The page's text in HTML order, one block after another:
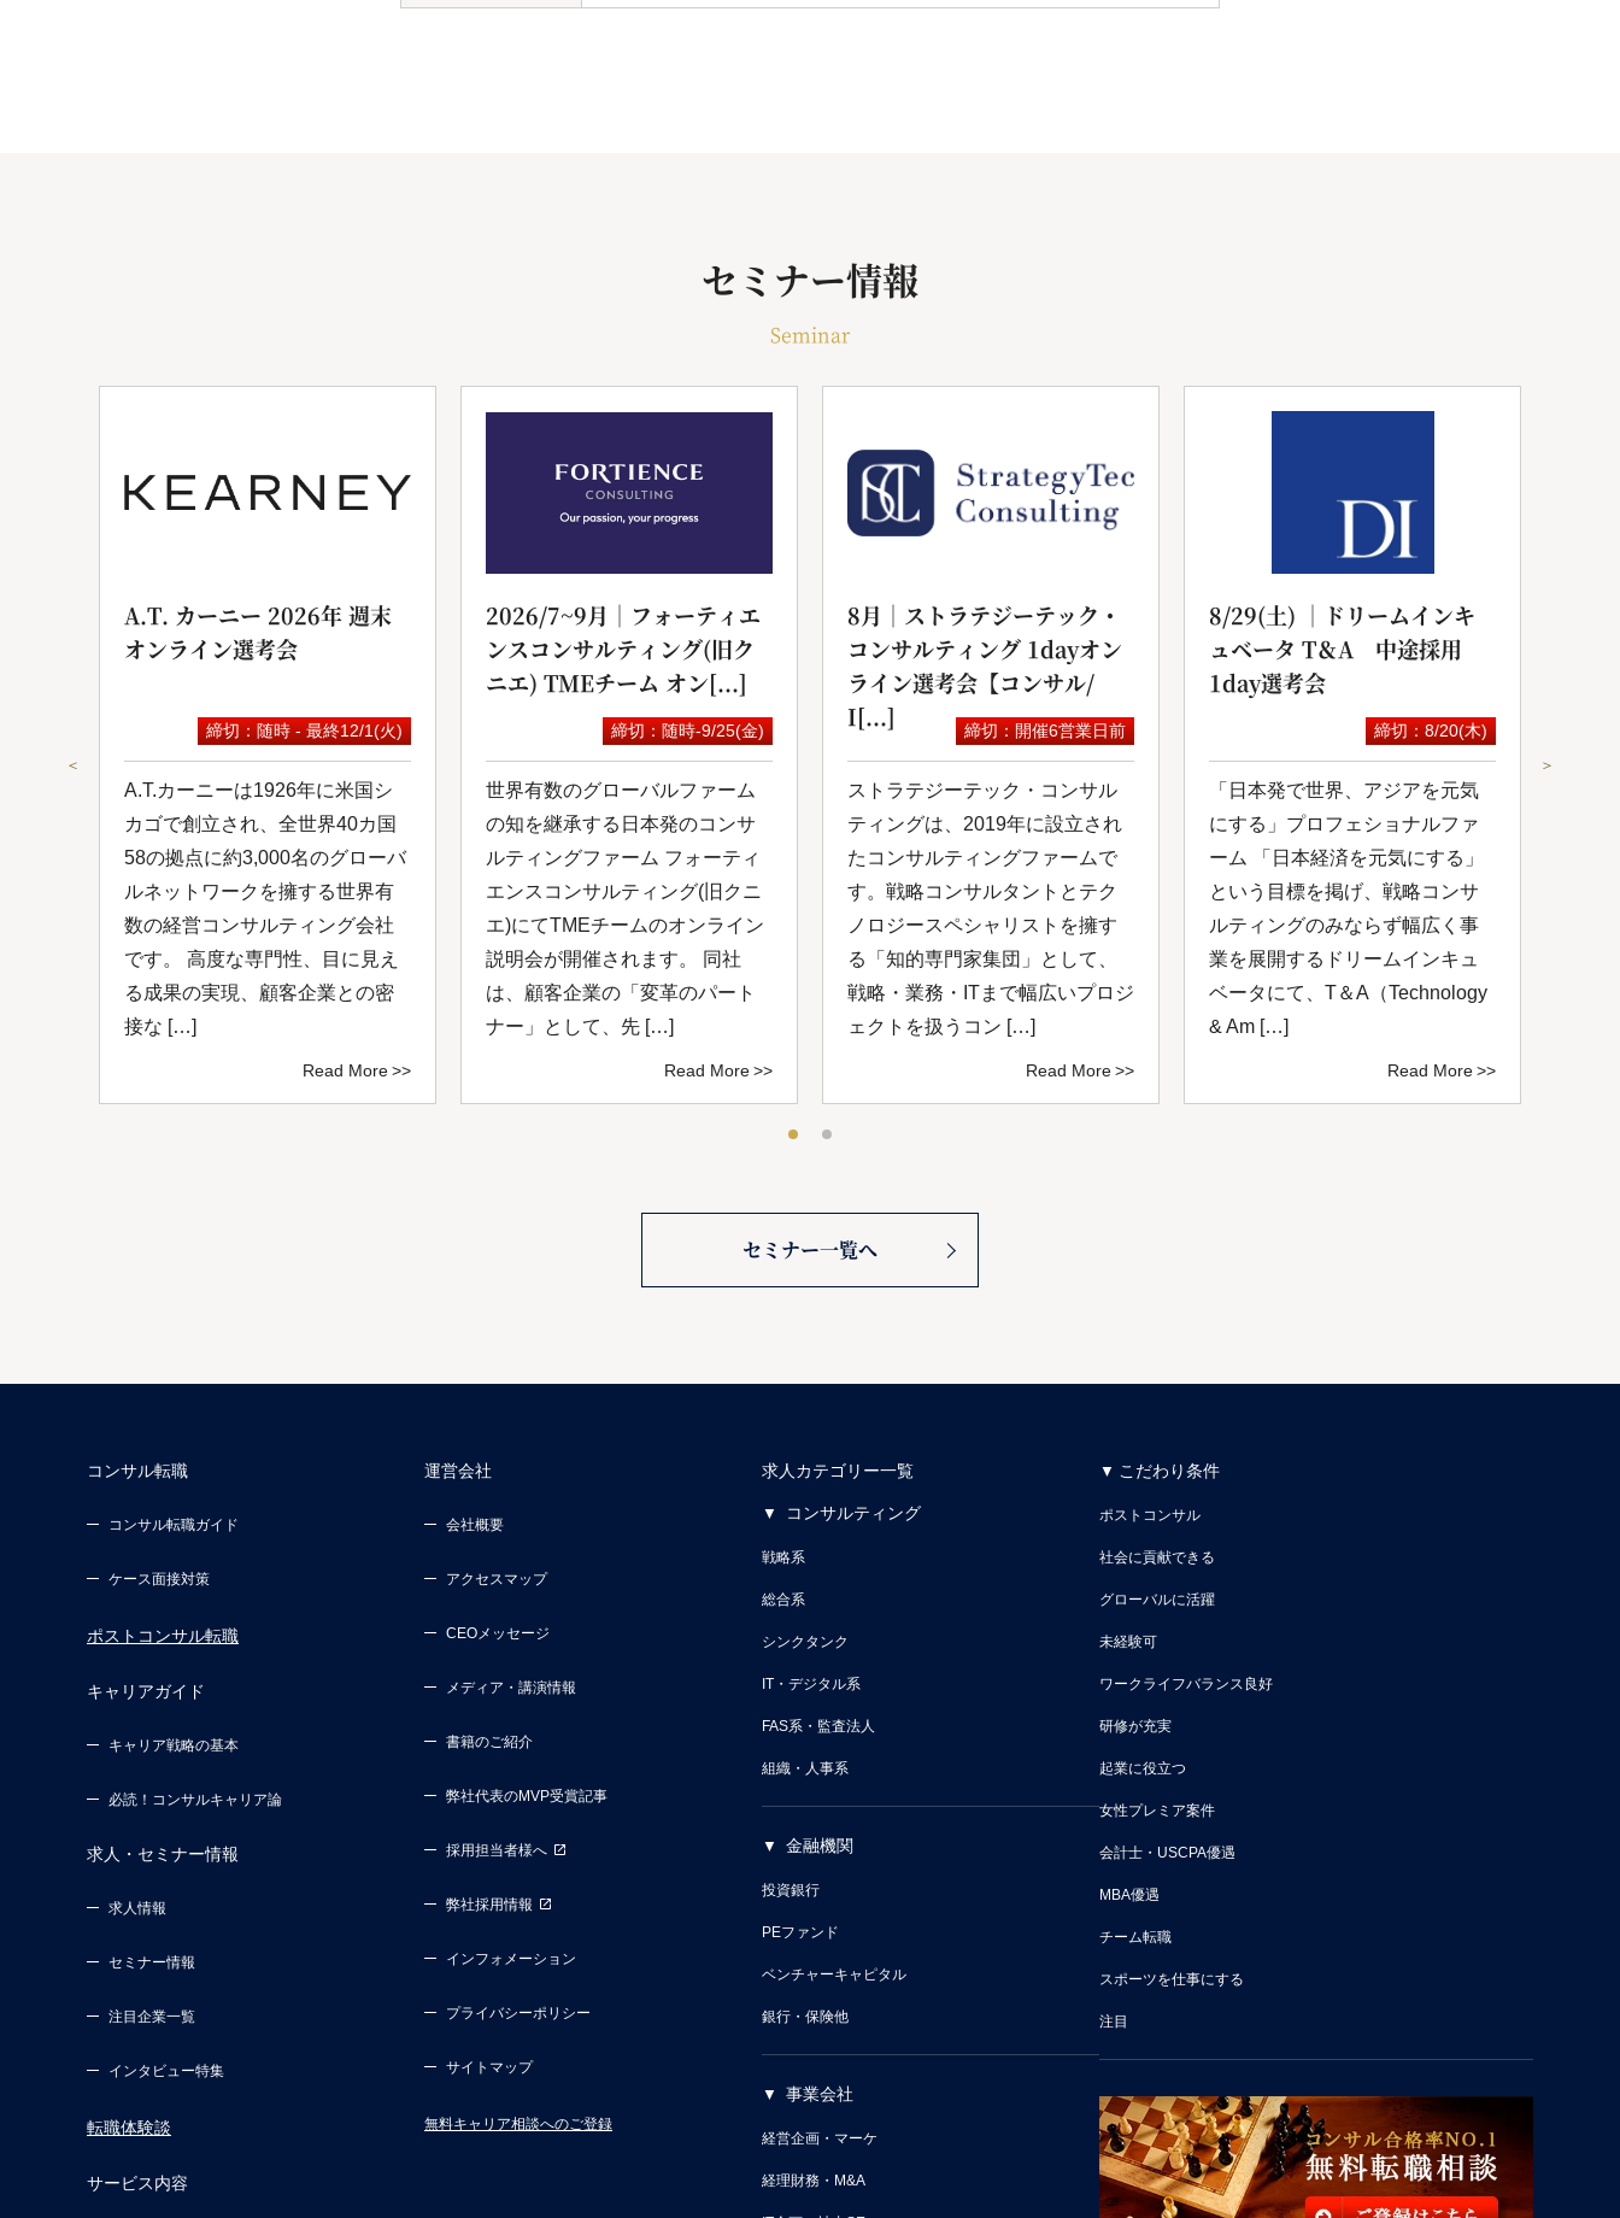
セミナー情報
Seminar
＜
A.T. カーニー 2026年 週末
オンライン選考会
締切：随時 - 最終12/1(火)
A.T.カーニーは1926年に米国シ
カゴで創立され、全世界40カ国
58の拠点に約3,000名のグローバ
ルネットワークを擁する世界有
数の経営コンサルティング会社
です。 高度な専門性、目に見え
る成果の実現、顧客企業との密
接な […]
Read More
2026/7~9月｜フォーティエ
ンスコンサルティング(旧ク
ニエ) TMEチーム オン[...]
締切：随時-9/25(金)
世界有数のグローバルファーム
の知を継承する日本発のコンサ
ルティングファーム フォーティ
エンスコンサルティング(旧クニ
エ)にてTMEチームのオンライン
説明会が開催されます。 同社
は、顧客企業の「変革のパート
ナー」として、先 […]
Read More
8月｜ストラテジーテック・
コンサルティング 1dayオン
ライン選考会【コンサル/
I[...]
締切：開催6営業日前
ストラテジーテック・コンサル
ティングは、2019年に設立され
たコンサルティングファームで
す。戦略コンサルタントとテク
ノロジースペシャリストを擁す
る「知的専⾨家集団」として、
戦略・業務・ITまで幅広いプロジ
ェクトを扱うコン […]
Read More
8/29(土) ｜ドリームインキ
ュベータ T＆A 中途採用
1day選考会
締切：8/20(木)
「日本発で世界、アジアを元気
にする」プロフェショナルファ
ーム 「日本経済を元気にする」
という目標を掲げ、戦略コンサ
ルティングのみならず幅広く事
業を展開するドリームインキュ
ベータにて、T＆A（Technology
& Am […]
Read More
＞
セミナー一覧へ
コンサル転職
コンサル転職ガイド
ケース面接対策
ポストコンサル転職
キャリアガイド
キャリア戦略の基本
必読！コンサルキャリア論
求人・セミナー情報
求人情報
セミナー情報
注目企業一覧
インタビュー特集
転職体験談
サービス内容
運営会社
会社概要
アクセスマップ
CEOメッセージ
メディア・講演情報
書籍のご紹介
弊社代表のMVP受賞記事
採用担当者様へ
弊社採用情報
インフォメーション
プライバシーポリシー
サイトマップ
無料キャリア相談へのご登録
求人カテゴリー一覧
コンサルティング
戦略系
総合系
シンクタンク
IT・デジタル系
FAS系・監査法人
組織・人事系
金融機関
投資銀行
PEファンド
ベンチャーキャピタル
銀行・保険他
事業会社
経営企画・マーケ
経理財務・M&A
こだわり条件
ポストコンサル
社会に貢献できる
グローバルに活躍
未経験可
ワークライフバランス良好
研修が充実
起業に役立つ
女性プレミア案件
会計士・USCPA優遇
MBA優遇
チーム転職
スポーツを仕事にする
注目